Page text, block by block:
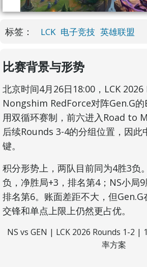
标签： LCK 电子竞技 英雄联盟
比赛背景与形势
北京时间4月26日18:00，LCK
Nongshim RedForce对阵Gen.G
用双循环赛制，前六进入Road to
后续Rounds 3-4的分组位置，因此
键。
积分形势上，两队目前同为4胜3负
负，净胜局+3，排名第4；NS小局9
排名第6。账面差距不大，但Gen.G
交锋和单点上限上仍然更占优。
NS vs GEN | LCK 2026 Rounds 1-2 |
率方案